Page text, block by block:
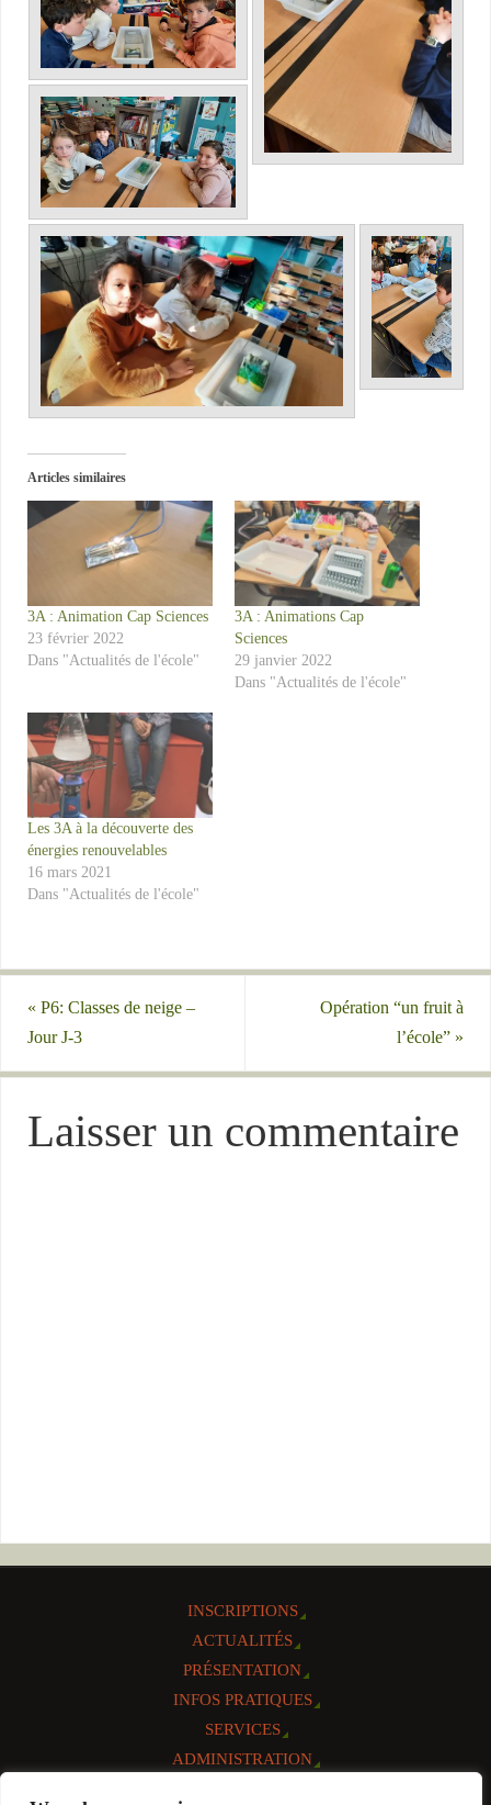
Articles similaires
3A : Animation Cap Sciences
23 février 2022
Dans "Actualités de l'école"
3A : Animations Cap
Sciences
29 janvier 2022
Dans "Actualités de l'école"
Les 3A à la découverte des
énergies renouvelables
16 mars 2021
Dans "Actualités de l'école"
« P6: Classes de neige –
Jour J-3
Opération “un fruit à
l’école” »
Laisser un commentaire
INSCRIPTIONS
ACTUALITÉS
PRÉSENTATION
INFOS PRATIQUES
SERVICES
ADMINISTRATION